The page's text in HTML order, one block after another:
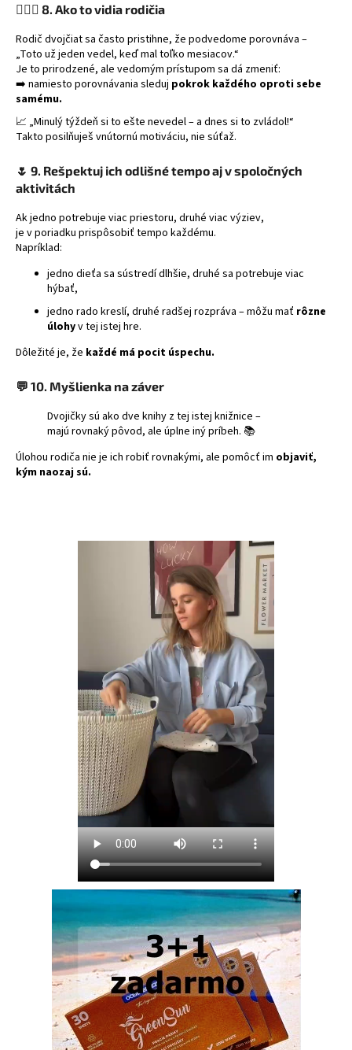
👩‍❤️‍👨 8. Ako to vidia rodičia
Rodič dvojčiat sa často pristihne, že podvedome porovnáva –
„Toto už jeden vedel, keď mal toľko mesiacov.“
Je to prirodzené, ale vedomým prístupom sa dá zmeniť:
➡️ namiesto porovnávania sleduj pokrok každého oproti sebe
samému.
📈 „Minulý týždeň si to ešte nevedel – a dnes si to zvládol!“
Takto posilňuješ vnútornú motiváciu, nie súťaž.
🌷 9. Rešpektuj ich odlišné tempo aj v spoločných
aktivitách
Ak jedno potrebuje viac priestoru, druhé viac výziev,
je v poriadku prispôsobiť tempo každému.
Napríklad:
jedno dieťa sa sústredí dlhšie, druhé sa potrebuje viac
hýbať,
jedno rado kreslí, druhé radšej rozpráva – môžu mať rôzne
úlohyv tej istej hre.
Dôležité je, že každé má pocit úspechu.
💬 10. Myšlienka na záver
Dvojičky sú ako dve knihy z tej istej knižnice –
majú rovnaký pôvod, ale úplne iný príbeh. 📚
Úlohou rodiča nie je ich robiť rovnakými, ale pomôcť im objaviť,
kým naozaj sú.